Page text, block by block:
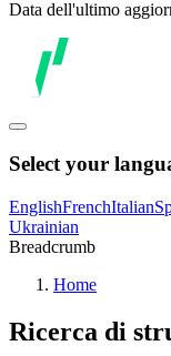
Data dell'ultimo
Select your
EnglishFrenchItalian
Ukrainian
Breadcrumb
Home
Ricerca di